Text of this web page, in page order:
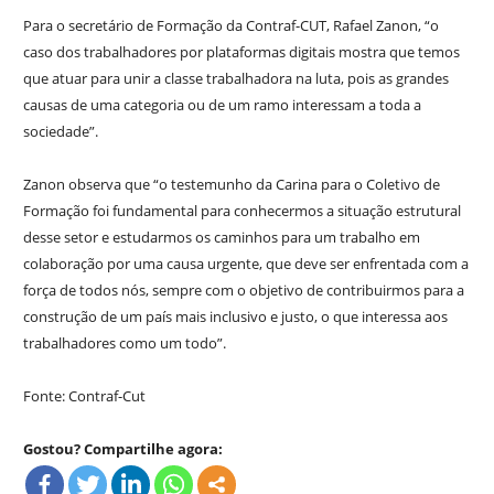
Para o secretário de Formação da Contraf-CUT, Rafael Zanon, “o
caso dos trabalhadores por plataformas digitais mostra que temos
que atuar para unir a classe trabalhadora na luta, pois as grandes
causas de uma categoria ou de um ramo interessam a toda a
sociedade”.
Zanon observa que “o testemunho da Carina para o Coletivo de
Formação foi fundamental para conhecermos a situação estrutural
desse setor e estudarmos os caminhos para um trabalho em
colaboração por uma causa urgente, que deve ser enfrentada com a
força de todos nós, sempre com o objetivo de contribuirmos para a
construção de um país mais inclusivo e justo, o que interessa aos
trabalhadores como um todo”.
Fonte: Contraf-Cut
Gostou? Compartilhe agora: